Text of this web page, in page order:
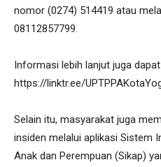
nomor (0274) 514419 atau
08112857799.
Informasi lebih lanjut juga
https://linktr.ee/
Selain itu, masyarakat juga
insiden melalui aplikasi Sistem
Anak dan Perempuan (Sikap)